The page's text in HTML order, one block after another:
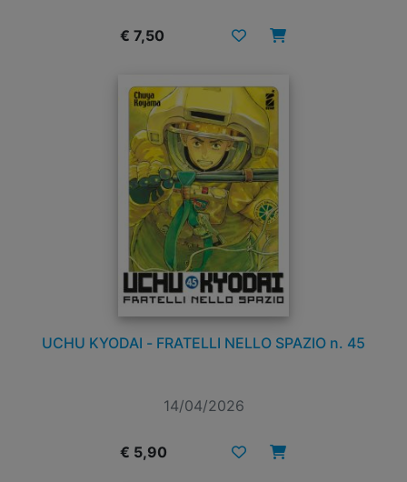
€ 7,50
UCHU KYODAI - FRATELLI NELLO SPAZIO n. 45
14/04/2026
€ 5,90